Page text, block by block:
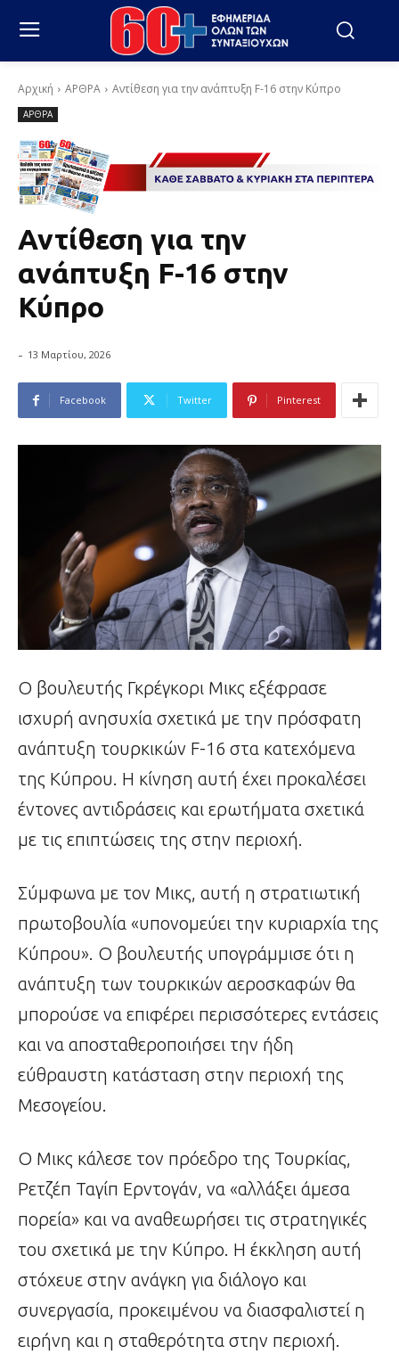
Αρχική ΑΡΘΡΑ Αντίθεση για την ανάπτυξη F-16 στην Κύπρο
ΑΡΘΡΑ
Αντίθεση για την
ανάπτυξη F-16 στην
Κύπρο
- 13 Μαρτίου, 2026
Facebook Twitter Pinterest
Ο βουλευτής Γκρέγκορι Μικς εξέφρασε
ισχυρή ανησυχία σχετικά με την πρόσφατη
ανάπτυξη τουρκικών F-16 στα κατεχόμενα
της Κύπρου. Η κίνηση αυτή έχει προκαλέσει
έντονες αντιδράσεις και ερωτήματα σχετικά
με τις επιπτώσεις της στην περιοχή.
Σύμφωνα με τον Μικς, αυτή η στρατιωτική
πρωτοβουλία «υπονομεύει την κυριαρχία της
Κύπρου». Ο βουλευτής υπογράμμισε ότι η
ανάπτυξη των τουρκικών αεροσκαφών θα
μπορούσε να επιφέρει περισσότερες εντάσεις
και να αποσταθεροποιήσει την ήδη
εύθραυστη κατάσταση στην περιοχή της
Μεσογείου.
Ο Μικς κάλεσε τον πρόεδρο της Τουρκίας,
Ρετζέπ Ταγίπ Ερντογάν, να «αλλάξει άμεσα
πορεία» και να αναθεωρήσει τις στρατηγικές
του σχετικά με την Κύπρο. Η έκκληση αυτή
στόχευε στην ανάγκη για διάλογο και
συνεργασία, προκειμένου να διασφαλιστεί η
ειρήνη και η σταθερότητα στην περιοχή.